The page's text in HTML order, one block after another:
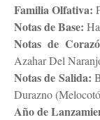
Familia Olfativa:
Notas de Base:
Notas de
Azahar Del
Notas de Salida:
Durazno
Año de